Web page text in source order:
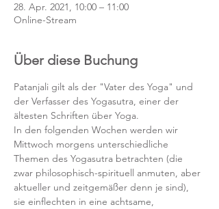
28. Apr. 2021, 10:00 – 11:00
Online-Stream
Über diese Buchung
Patanjali gilt als der "Vater des Yoga" und
der Verfasser des Yogasutra, einer der
ältesten Schriften über Yoga.
In den folgenden Wochen werden wir
Mittwoch morgens unterschiedliche
Themen des Yogasutra betrachten (die
zwar philosophisch-spirituell anmuten, aber
aktueller und zeitgemäßer denn je sind),
sie einflechten in eine achtsame,